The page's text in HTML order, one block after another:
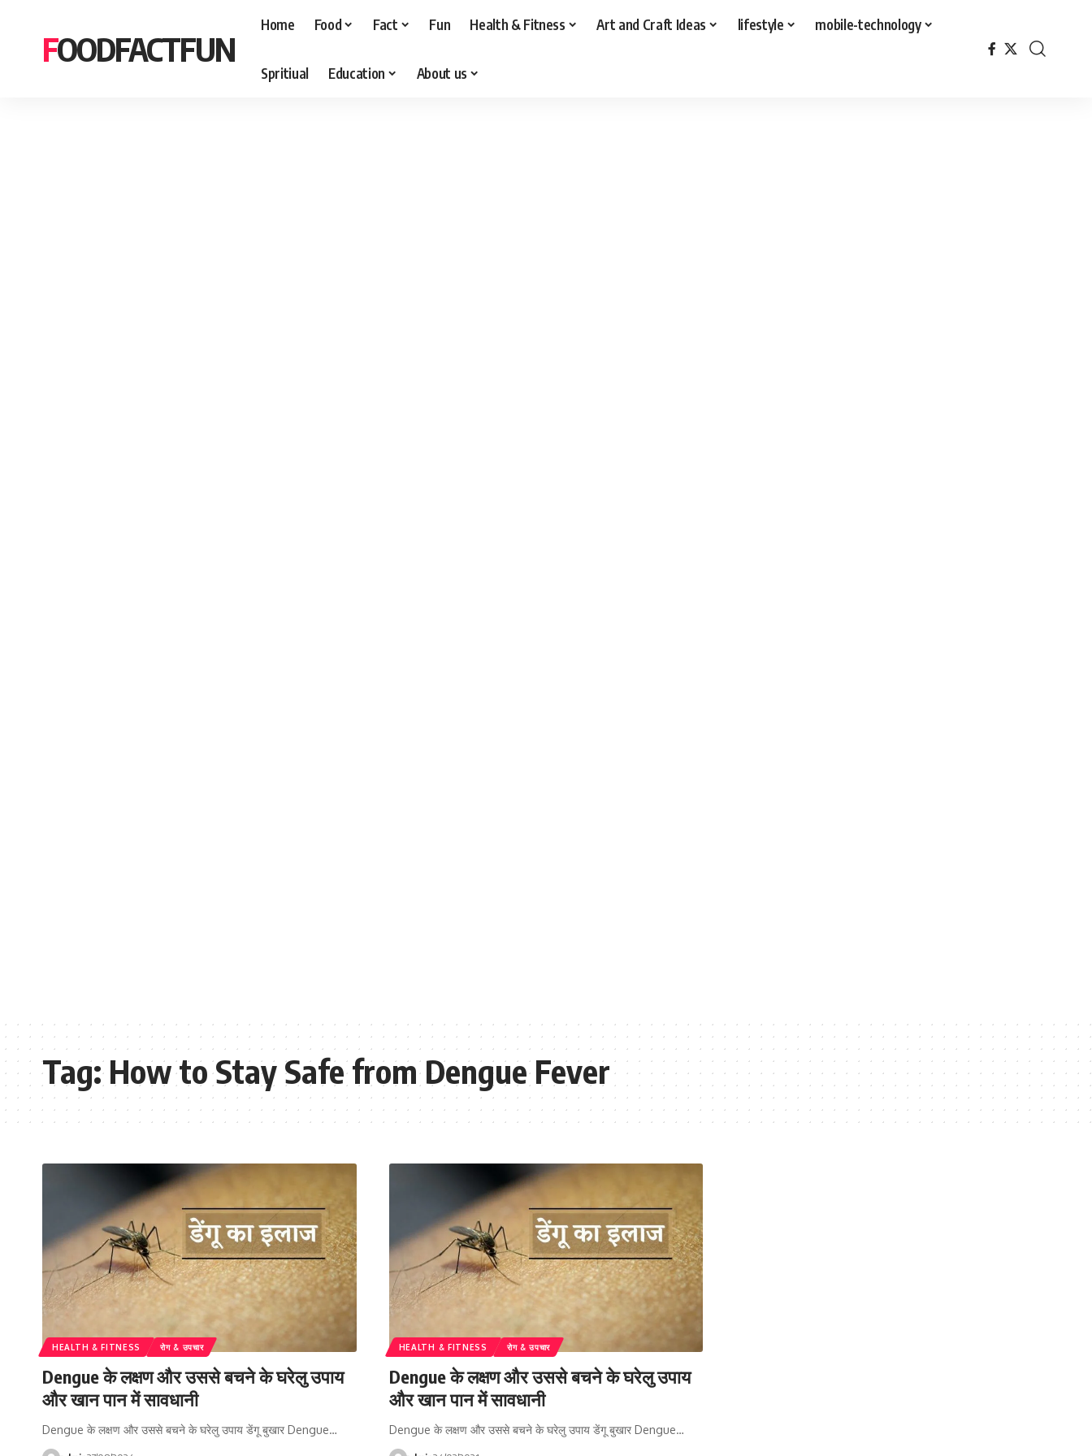
FOODFACTFUN
Home Food Fact Fun Health & Fitness Art and Craft Ideas lifestyle mobile-technology
Spritiual Education About us
Tag:How to Stay Safe from Dengue Fever
HEALTH & FITNESS रोग & उपचार
Dengue के लक्षण और उससे बचने के घरेलु उपाय
और खान पान में सावधानी
Dengue के लक्षण और उससे बचने के घरेलु उपाय डेंगू बुखार Dengue…
HEALTH & FITNESS रोग & उपचार
Dengue के लक्षण और उससे बचने के घरेलु उपाय
और खान पान में सावधानी
Dengue के लक्षण और उससे बचने के घरेलु उपाय डेंगू बुखार Dengue…